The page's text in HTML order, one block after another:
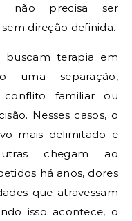
não precisa ser
direção definida.
buscam terapia em
uma separação,
familiar ou
Nesses casos, o
mais delimitado e
chegam ao
há anos, dores
que atravessam
isso acontece, o